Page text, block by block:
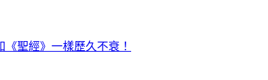
聖經》一樣歷久不衰！